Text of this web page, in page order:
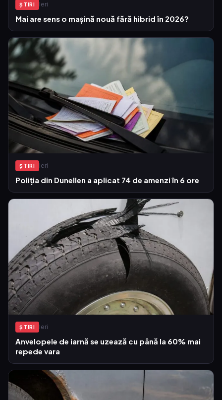
ŞTIRI Ieri
Mai are sens o mașină nouă fără hibrid în 2026?
ŞTIRI Ieri
Poliția din Dunellen a aplicat 74 de amenzi în 6 ore
ŞTIRI Ieri
Anvelopele de iarnă se uzează cu până la 60% mai
repede vara